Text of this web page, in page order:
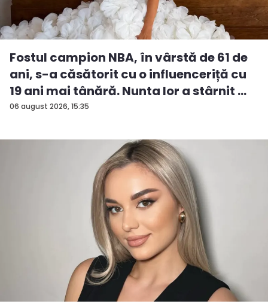
06 august 2026, 15:35
Fostul campion NBA, în vârstă de 61 de
ani, s-a căsătorit cu o influenceriță cu
19 ani mai tânără. Nunta lor a stârnit ...